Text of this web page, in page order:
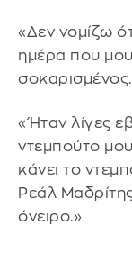
«Δεν νομίζω
ημέρα που
«Ήταν λίγες
ντεμπούτο
κάνει το
Ρεάλ
όνειρο.»